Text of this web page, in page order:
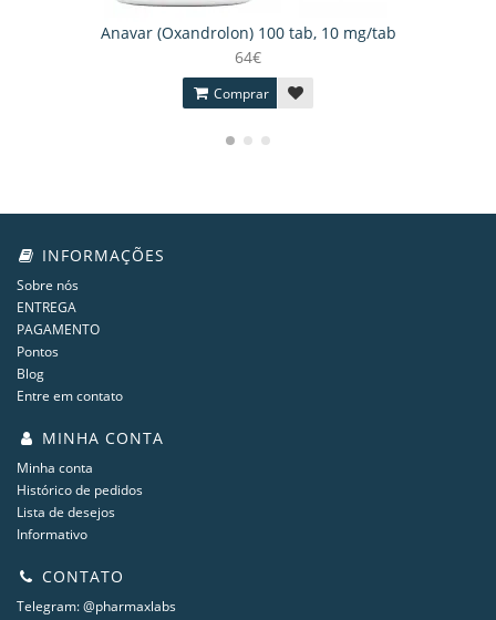
Anavar (Oxandrolon) 100 tab, 10 mg/tab
64€
Comprar
INFORMAÇÕES
Sobre nós
ENTREGA
PAGAMENTO
Pontos
Blog
Entre em contato
MINHA CONTA
Minha conta
Histórico de pedidos
Lista de desejos
Informativo
CONTATO
Telegram: @pharmaxlabs